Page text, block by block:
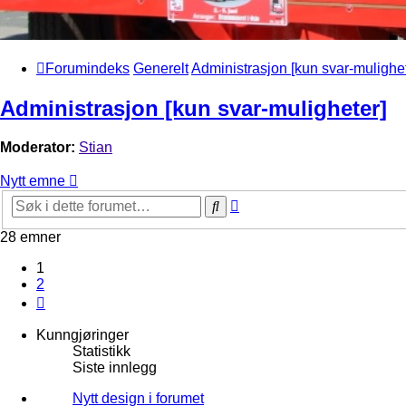
Forumindeks GenereltAdministrasjon [kun svar-
Administrasjon [kun svar-muligheter]
Moderator: Stian
Nytt emne
Søk
28 emner
1
2
Kunngjøringer
Statistikk
Siste innlegg
Nytt design i forumet